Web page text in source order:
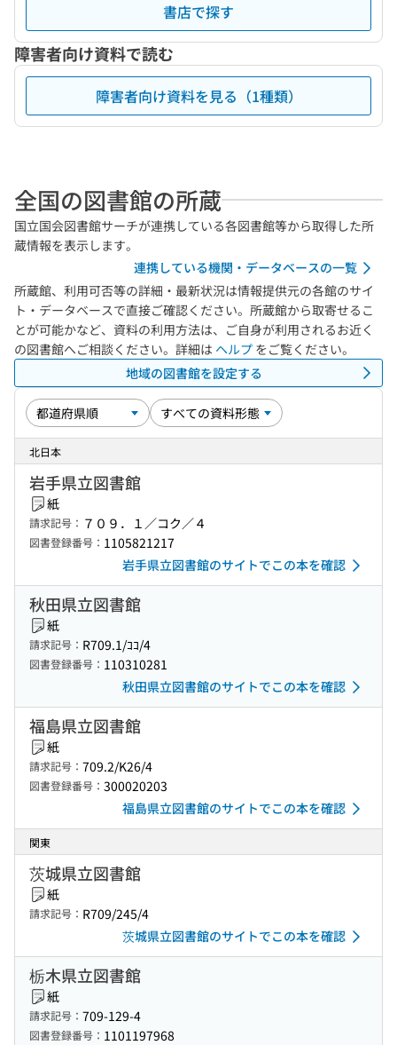
書店で探す
障害者向け資料で読む
障害者向け資料を見る（1種類）
全国の図書館の所蔵
国立国会図書館サーチが連携している各図書館等から取得した所
蔵情報を表示します。
連携している機関・データベースの一覧
所蔵館、利用可否等の詳細・最新状況は情報提供元の各館のサイ
ト・データベースで直接ご確認ください。所蔵館から取寄せるこ
とが可能かなど、資料の利用方法は、ご自身が利用されるお近く
の図書館へご相談ください。詳細は ヘルプ をご覧ください。
地域の図書館を設定する
北日本
岩手県立図書館
紙
請求記号： ７０９．１／コク／４
図書登録番号： 1105821217
岩手県立図書館のサイトでこの本を確認
秋田県立図書館
紙
請求記号： R709.1/ｺｺ/4
図書登録番号： 110310281
秋田県立図書館のサイトでこの本を確認
福島県立図書館
紙
請求記号： 709.2/K26/4
図書登録番号： 300020203
福島県立図書館のサイトでこの本を確認
関東
茨城県立図書館
紙
請求記号： R709/245/4
茨城県立図書館のサイトでこの本を確認
栃木県立図書館
紙
請求記号： 709-129-4
図書登録番号： 1101197968